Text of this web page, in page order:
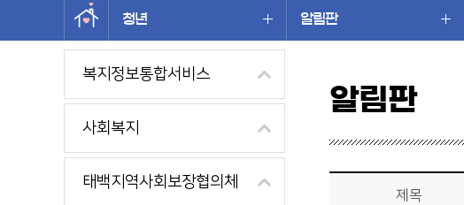
청년 알림판
왼쪽메뉴
복지정보통합서비스
사회복지
태백지역사회보장협의체
알림판
청년 알림판 상세보기 - 제목, 내용, 파일 제공
제목